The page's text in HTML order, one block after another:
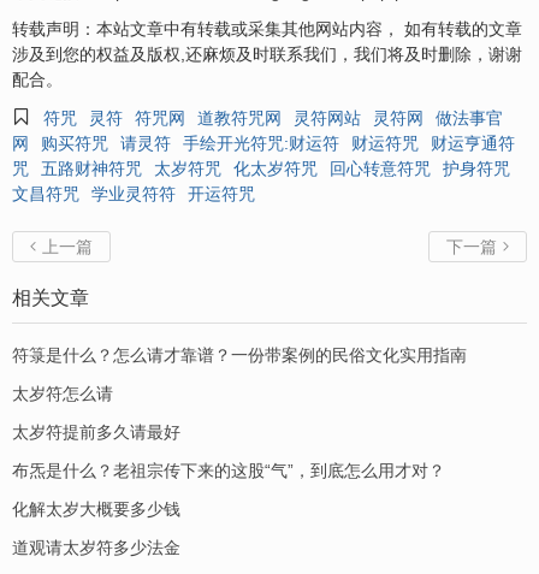
转载声明：本站文章中有转载或采集其他网站内容， 如有转载的文章
涉及到您的权益及版权,还麻烦及时联系我们，我们将及时删除，谢谢
配合。

符咒 灵符 符咒网 道教符咒网 灵符网站 灵符网
做法事官
网
购买符咒 请灵符 手绘开光符咒:财运符 财运符咒
财运亨通符
咒
五路财神符咒 太岁符咒 化太岁符咒 回心转意符咒
护身符咒
文昌符咒
学业灵符符 开运符咒
 上一篇 下一篇 
相关文章
符箓是什么？怎么请才靠谱？一份带案例的民俗文化实用指南
太岁符怎么请
太岁符提前多久请最好
布炁是什么？老祖宗传下来的这股“气”，到底怎么用才对？
化解太岁大概要多少钱
道观请太岁符多少法金